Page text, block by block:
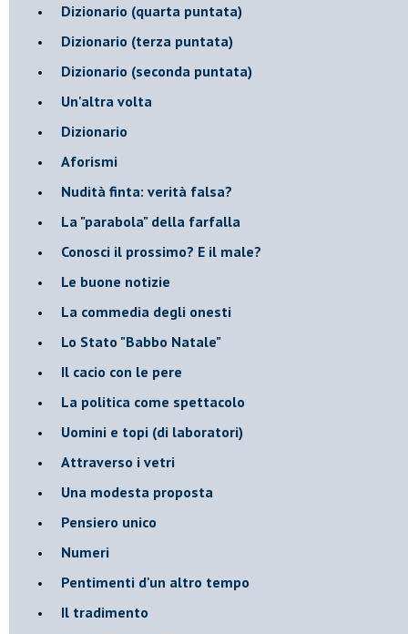
​Dizionario (quarta puntata)
​Dizionario (terza puntata)
​Dizionario (seconda puntata)
Un'altra volta
Dizionario
Aforismi
Nudità finta: verità falsa?
La "parabola" della farfalla
Conosci il prossimo? E il male?
Le buone notizie
La commedia degli onesti
Lo Stato "Babbo Natale"
Il cacio con le pere
La politica come spettacolo
Uomini e topi (di laboratori)
Attraverso i vetri
Una modesta proposta
Pensiero unico
Numeri
Pentimenti d'un altro tempo
Il tradimento